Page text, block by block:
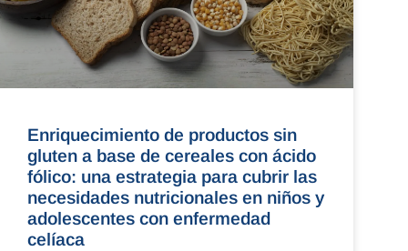
Enriquecimiento de productos sin
gluten a base de cereales con ácido
fólico: una estrategia para cubrir las
necesidades nutricionales en niños y
adolescentes con enfermedad
celíaca